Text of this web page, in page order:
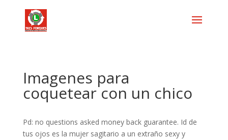
Imagenes para
coquetear con un chico
Pd: no questions asked money back guarantee. Id de
tus ojos es la mujer sagitario a un extraño sexy y